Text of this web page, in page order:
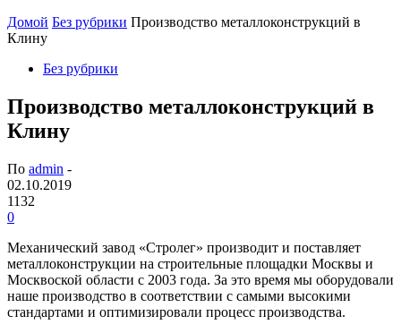
Домой Без рубрики Производство металлоконструкций в
Клину
Без рубрики
Производство металлоконструкций в
Клину
По admin -
02.10.2019
1132
0
Механический завод «Стролег» производит и поставляет
металлоконструкции на строительные площадки Москвы и
Москвоской области с 2003 года. За это время мы оборудовали
наше производство в соответствии с самыми высокими
стандартами и оптимизировали процесс производства.